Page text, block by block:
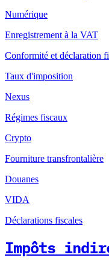
Numérique
Enregistrement à la VAT
Conformité et déclaration
Taux d'imposition
Nexus
Régimes fiscaux
Crypto
Fourniture transfrontalière
Douanes
VIDA
Déclarations fiscales
Impôts